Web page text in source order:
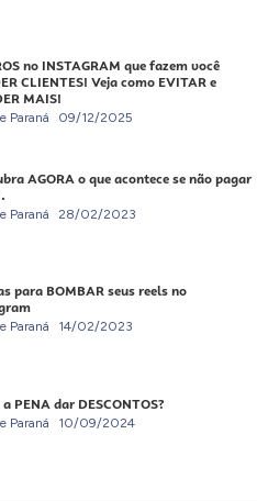
no INSTAGRAM que fazem você
CLIENTES! Veja como EVITAR e
MAIS!
Paraná 09/12/2025
AGORA o que acontece se não pagar
Paraná 28/02/2023
para BOMBAR seus reels no
Paraná 14/02/2023
PENA dar DESCONTOS?
Paraná 10/09/2024